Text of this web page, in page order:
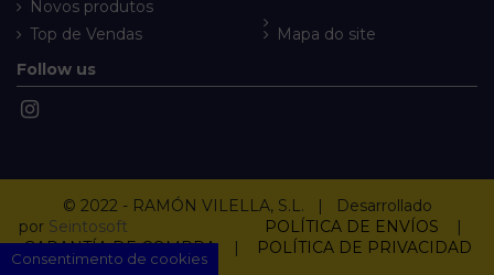
Novos produtos
Top de Vendas
Mapa do site
Follow us
© 2022 - RAMÓN VILELLA, S.L. | Desarrollado
por Seintosoft POLÍTICA DE ENVÍOS
|
GARANTÍA DE COMPRA| POLÍTICA DE PRIVACIDAD
Consentimento de cookies